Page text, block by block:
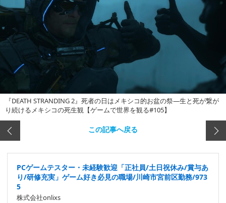
『DEATH STRANDING 2』死者の日はメキシコ的お盆の祭―生と死が繋が
り続けるメキシコの死生観【ゲームで世界を観る#105】
この記事へ戻る
PCゲームテスター・未経験歓迎「正社員/土日祝休み/賞与あ
り/研修充実」ゲーム好き必見の職場/川崎市宮前区勤務/973
5
株式会社onlixs